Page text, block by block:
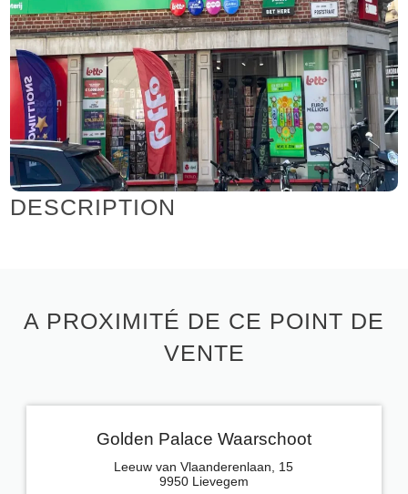
DESCRIPTION
A PROXIMITÉ DE CE POINT DE
VENTE
Golden Palace Waarschoot
Leeuw van Vlaanderenlaan, 15
9950 Lievegem